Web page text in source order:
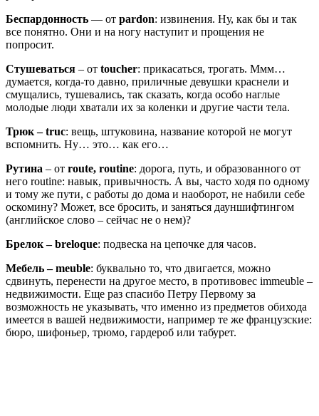
Беспардонность — от pardon: извинения. Ну, как бы и так
все понятно. Они и на ногу наступит и прощения не
попросит.
Стушеваться – от toucher: прикасаться, трогать. Ммм…
думается, когда-то давно, приличные девушки краснели и
смущались, тушевались, так сказать, когда особо наглые
молодые люди хватали их за коленки и другие части тела.
Трюк – truc: вещь, штуковина, название которой не могут
вспомнить. Ну… это… как его…
Рутина – от route, routine: дорога, путь, и образованного от
него routine: навык, привычность. А вы, часто ходя по одному
и тому же пути, с работы до дома и наоборот, не набили себе
оскомину? Может, все бросить, и заняться дауншифтингом
(английское слово – сейчас не о нем)?
Брелок – breloque: подвеска на цепочке для часов.
Мебель – meuble: буквально то, что двигается, можно
сдвинуть, перенести на другое место, в противовес immeuble –
недвижимости. Еще раз спасибо Петру Первому за
возможность не указывать, что именно из предметов обихода
имеется в вашей недвижимости, например те же французские:
бюро, шифоньер, трюмо, гардероб или табурет.